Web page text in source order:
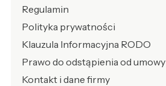
Regulamin
Polityka prywatności
Klauzula Informacyjna RODO
Prawo do odstąpienia od umowy
Kontakt i dane firmy